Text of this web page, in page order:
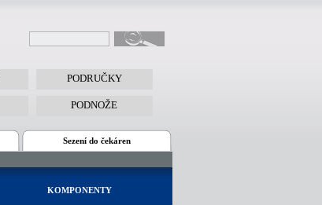
PODRUČKY
PODNOŽE
Sezení do čekáren
KOMPONENTY